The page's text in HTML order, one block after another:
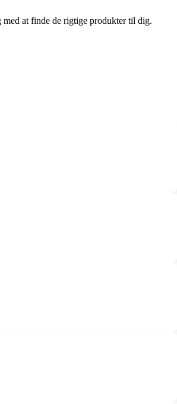
at finde de rigtige produkter til dig.